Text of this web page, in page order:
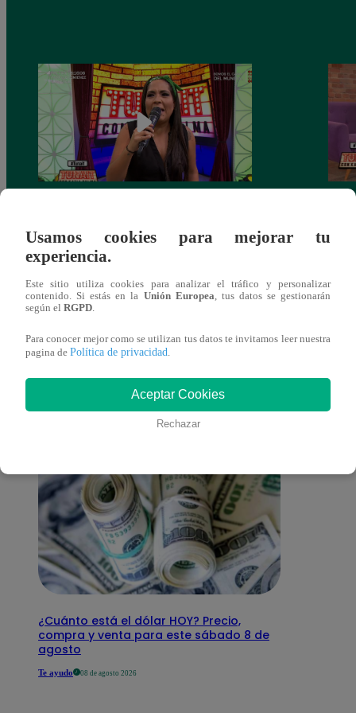
del 2018
También te puede
interesar
¿Cuánto está el dólar HOY? Precio,
compra y venta para este sábado 8 de
agosto
Te ayudo 08 de agosto 2026
Usamos cookies para mejorar tu
experiencia.
Este sitio utiliza cookies para analizar el tráfico y personalizar
contenido. Si estás en la Unión Europea, tus datos se gestionarán
según el RGPD.
Para conocer mejor como se utilizan tus datos te invitamos leer nuestra
pagina de Política de privacidad.
Aceptar Cookies
Rechazar